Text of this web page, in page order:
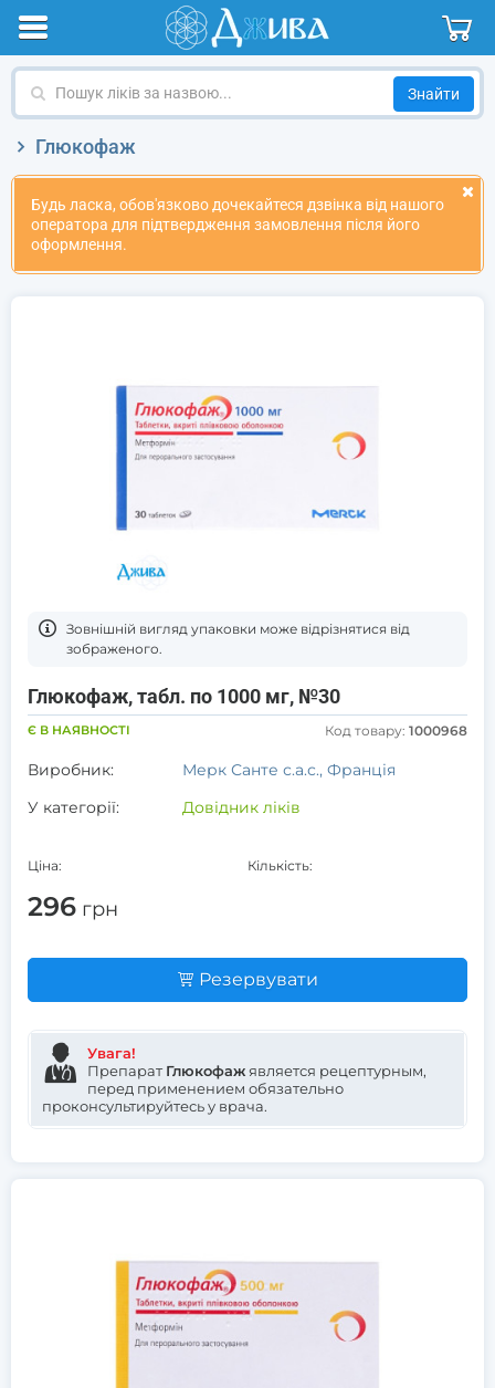
Пошук
назвою
Глюкофаж
Будь ласка, обов'язково дочекайтеся дзвінка від нашого
оператора для підтвердження замовлення після його
оформлення.
Зовнішній вигляд упаковки може відрізнятися від
зображеного.
Глюкофаж, табл. по 1000 мг, №30
Є В НАЯВНОСТІ Код товару: 1000968
Виробник:
Мерк Санте с.а.с., Франція
У категорії:
Довідник ліків
Ціна:
296 грн
Кількість:
Резервувати
Увага!
Препарат Глюкофажявляется рецептурным,
перед применением обязательно
проконсультируйтесь у врача.